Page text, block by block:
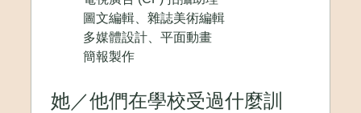
圖文編輯、雜誌美術編輯
多媒體設計、平面動畫
簡報製作
她／他們在學校受過什麼訓